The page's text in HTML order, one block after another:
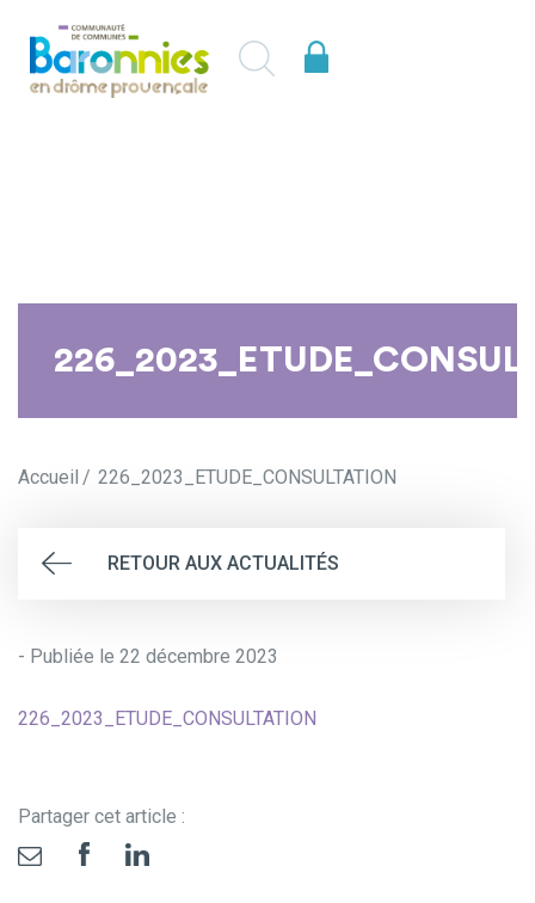
Accueil 226_2023_ETUDE_CONSULTATION
RETOUR AUX ACTUALITÉS
- Publiée le 22 décembre 2023
226_2023_ETUDE_CONSULTATION
Partager cet article :